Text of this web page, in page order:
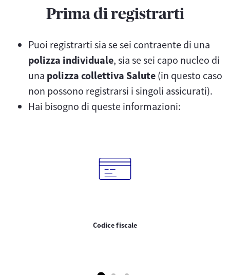
Prima di registrarti
Puoi registrarti sia se sei contraente di una
polizza individuale, sia se sei capo nucleo di
una polizza collettiva Salute (in questo caso
non possono registrarsi i singoli assicurati).
Hai bisogno di queste informazioni:
Codice fiscale